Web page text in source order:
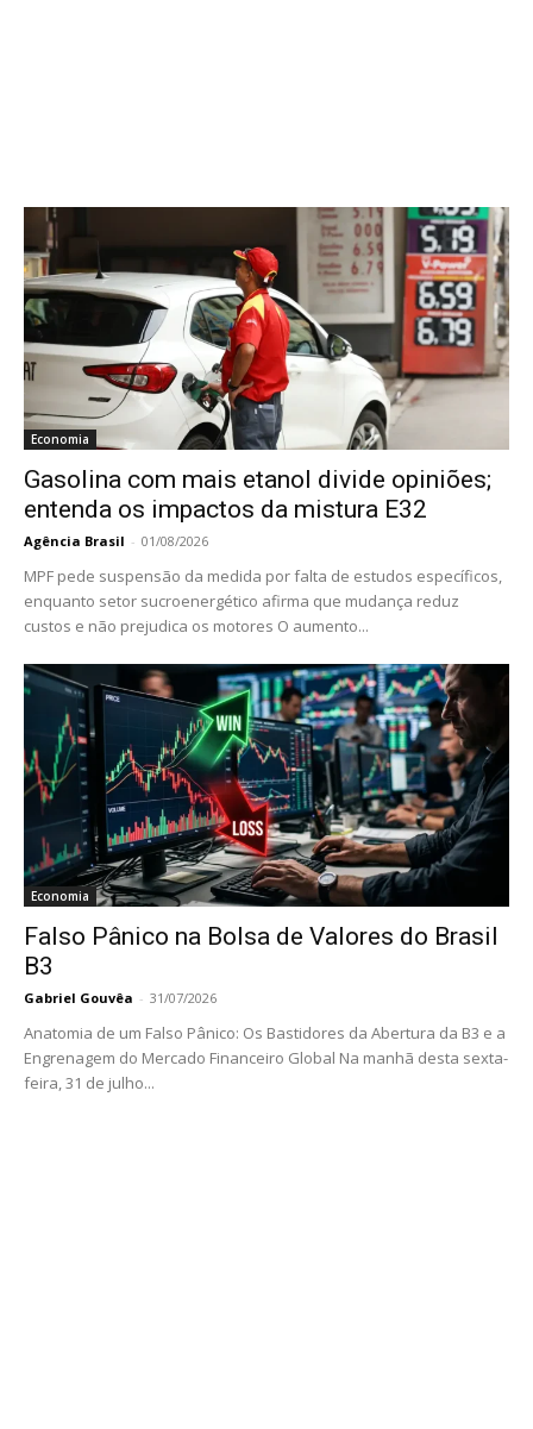
Economia
Gasolina com mais etanol divide opiniões;
entenda os impactos da mistura E32
Agência Brasil - 01/08/2026
MPF pede suspensão da medida por falta de estudos específicos,
enquanto setor sucroenergético afirma que mudança reduz
custos e não prejudica os motores O aumento...
Economia
Falso Pânico na Bolsa de Valores do Brasil
B3
Gabriel Gouvêa - 31/07/2026
Anatomia de um Falso Pânico: Os Bastidores da Abertura da B3 e a
Engrenagem do Mercado Financeiro Global Na manhã desta sexta-
feira, 31 de julho...